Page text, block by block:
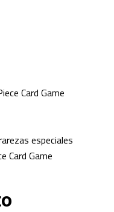
Card Game
especiales
Card Game